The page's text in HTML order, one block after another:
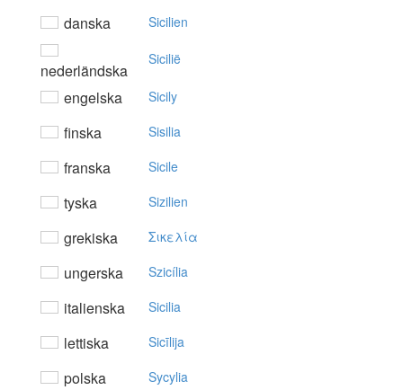
danska Sicilien
nederländska
Sicilië
engelska Sicily
finska Sisilia
franska Sicile
tyska Sizilien
grekiska Σικελία
ungerska Szicília
italienska Sicilia
lettiska Sicīlija
polska Sycylia